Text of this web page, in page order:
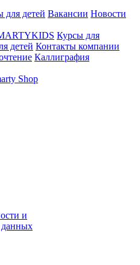
детей Вакансии Новости
Курсы для
детей Контакты компании
Каллиграфия
Shop
и
данных